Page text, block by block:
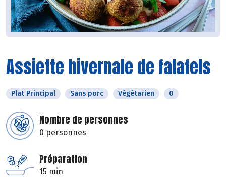
Assiette hivernale de falafels
Plat Principal Sans porc Végétarien 0
Nombre de personnes
0 personnes
Préparation
15 min